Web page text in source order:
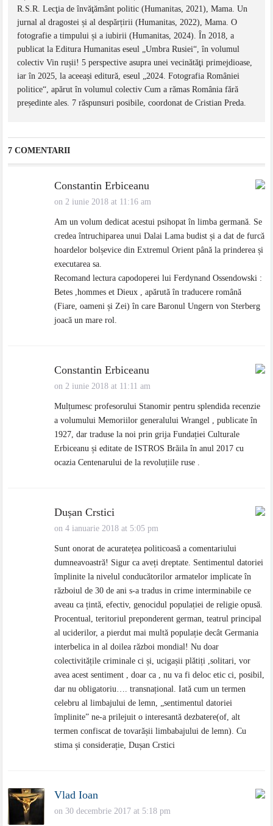
R.S.R. Lecţia de învăţământ politic (Humanitas, 2021), Mama. Un
jurnal al dragostei și al despărțirii (Humanitas, 2022), Mama. O
fotografie a timpului și a iubirii (Humanitas, 2024). În 2018, a
publicat la Editura Humanitas eseul „Umbra Rusiei“, în volumul
colectiv Vin rușii! 5 perspective asupra unei vecinătăţi primejdioase,
iar în 2025, la aceeași editură, eseul „2024. Fotografia României
politice“, apărut în volumul colectiv Cum a rămas România fără
președinte ales. 7 răspunsuri posibile, coordonat de Cristian Preda.
7 COMENTARII
Constantin Erbiceanu
on 2 iunie 2018 at 11:16 am
Am un volum dedicat acestui psihopat în limba germană. Se
credea întruchiparea unui Dalai Lama budist și a dat de furcă
hoardelor bolșevice din Extremul Orient până la prinderea și
executarea sa.
Recomand lectura capodoperei lui Ferdynand Ossendowski :
Betes ,hommes et Dieux , apărută în traducere română
(Fiare, oameni și Zei) în care Baronul Ungern von Sterberg
joacă un mare rol.
Constantin Erbiceanu
on 2 iunie 2018 at 11:11 am
Mulțumesc profesorului Stanomir pentru splendida recenzie
a volumului Memoriilor generalului Wrangel , publicate în
1927, dar traduse la noi prin grija Fundației Culturale
Erbiceanu și editate de ISTROS Brăila în anul 2017 cu
ocazia Centenarului de la revoluțiile ruse .
Dușan Crstici
on 4 ianuarie 2018 at 5:05 pm
Sunt onorat de acuratețea politicoasă a comentariului
dumneavoastră! Sigur ca aveți dreptate. Sentimentul datoriei
împlinite la nivelul conducătorilor armatelor implicate în
războiul de 30 de ani s-a tradus in crime interminabile ce
aveau ca țintă, efectiv, genocidul populației de religie opusă.
Procentual, teritoriul preponderent german, teatrul principal
al uciderilor, a pierdut mai multă populație decât Germania
interbelica in al doilea război mondial! Nu doar
colectivitățile criminale ci și, ucigașii plătiți ,solitari, vor
avea acest sentiment , doar ca , nu va fi deloc etic ci, posibil,
dar nu obligatoriu…. transnațional. Iată cum un termen
celebru al limbajului de lemn, „sentimentul datoriei
împlinite” ne-a prilejuit o interesantă dezbatere(of, alt
termen confiscat de tovarășii limbabajului de lemn). Cu
stima și considerație, Dușan Crstici
Vlad Ioan
on 30 decembrie 2017 at 5:18 pm